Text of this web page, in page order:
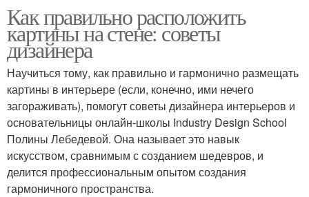
Как правильно расположить
картины на стене: советы
дизайнера
Научиться тому, как правильно и гармонично размещать
картины в интерьере (если, конечно, ими нечего
загораживать), помогут советы дизайнера интерьеров и
основательницы онлайн-школы Industry Design School
Полины Лебедевой. Она называет это навык
искусством, сравнимым с созданием шедевров, и
делится профессиональным опытом создания
гармоничного пространства.